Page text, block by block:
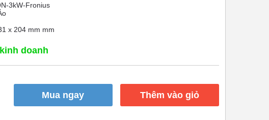
3kW-Fronius
x 204 mm mm
doanh
Mua ngay Thêm vào giỏ